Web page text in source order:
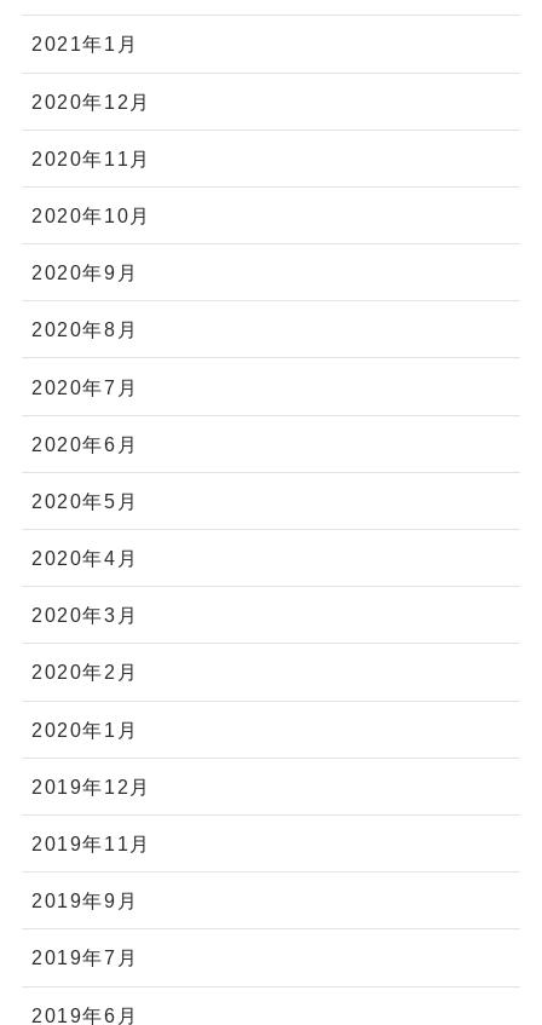
2021年1月
2020年12月
2020年11月
2020年10月
2020年9月
2020年8月
2020年7月
2020年6月
2020年5月
2020年4月
2020年3月
2020年2月
2020年1月
2019年12月
2019年11月
2019年9月
2019年7月
2019年6月